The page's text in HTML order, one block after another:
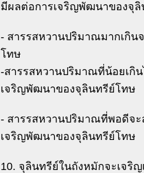
มีผลต่อการเจริญพัฒนาของจุ
- สารรสหวานปริมาณมากเกิ
โทษ
-สารรสหวานปริมาณที่น้อยเกิ
เจริญพัฒนาของจุลินทรีย์โทษ
- สารรสหวานปริมาณที่พอดีจะ
เจริญพัฒนาของจุลินทรีย์โทษ
10. จุลินทรีย์ในถังหมักจะเจริ